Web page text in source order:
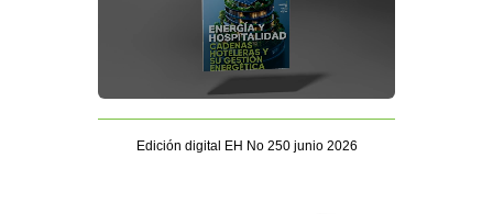
Edición digital EH No 250 junio 2026